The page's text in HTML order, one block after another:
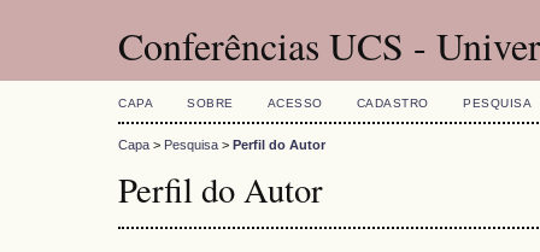
Conferências UCS -
CAPA SOBRE ACESSO CADASTRO PESQUISA
Capa > Pesquisa > Perfil do Autor
Perfil do Autor